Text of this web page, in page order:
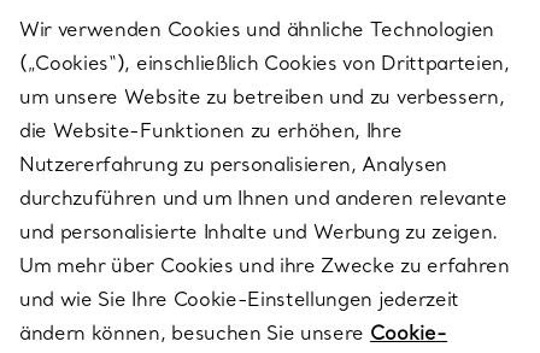
SERVICES
ÜBER TIFFANY & CO.
RECHTLICHE HINWEISE
Wir verwenden Cookies und ähnliche Technologien
(„Cookies“), einschließlich Cookies von Drittparteien,
um unsere Website zu betreiben und zu verbessern,
die Website-Funktionen zu erhöhen, Ihre
Nutzererfahrung zu personalisieren, Analysen
durchzuführen und um Ihnen und anderen relevante
und personalisierte Inhalte und Werbung zu zeigen.
Um mehr über Cookies und ihre Zwecke zu erfahren
und wie Sie Ihre Cookie-Einstellungen jederzeit
ändern können, besuchen Sie unsere Cookie-